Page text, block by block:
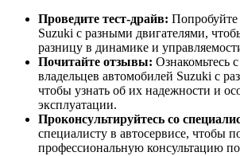
Проведите тест-драйв:
Suzuki с разными двигателями,
разницу в динамике и
Почитайте отзывы: Ознакомьтесь
владельцев автомобилей Suzuki с
чтобы узнать об их надежности и
эксплуатации.
Проконсультируйтесь со
специалисту в автосервисе, чтобы
профессиональную консультацию